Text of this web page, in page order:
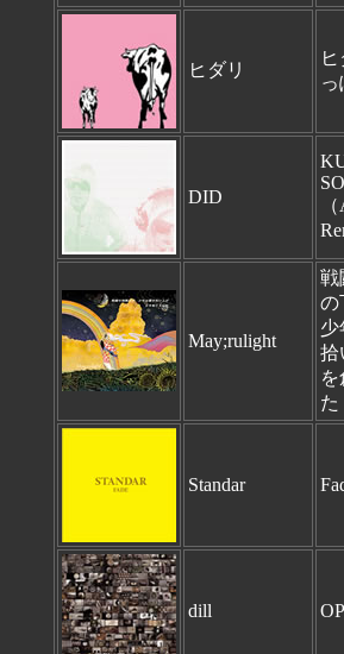
ヒダリ
っ
DID
May;rulight
戦
の
少
拾
た
Standar
dill